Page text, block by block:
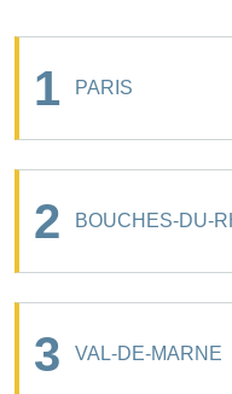
1 PARIS
2 BOUCHES-DU-
3 VAL-DE-MARNE